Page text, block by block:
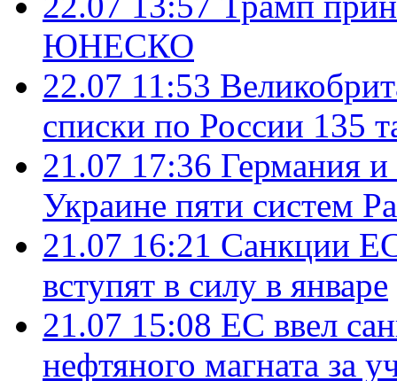
ЮНЕСКО
22.07 11:53
списки по России 135
21.07 17:36 Германия
Украине пяти систем
21.07 16:21 Санкции
вступят в силу в январе
21.07 15:08 ЕС ввел
нефтяного магната за